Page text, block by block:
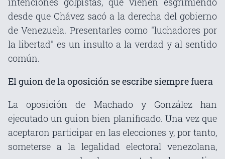
desde que Chávez sacó a la derecha del gobierno
de Venezuela. Presentarles como "luchadores por
la libertad" es un insulto a la verdad y al sentido
común.
El guion de la oposición se escribe siempre fuera
La oposición de Machado y González han
ejecutado un guion bien planificado. Una vez que
aceptaron participar en las elecciones y, por tanto,
someterse a la legalidad electoral venezolana,